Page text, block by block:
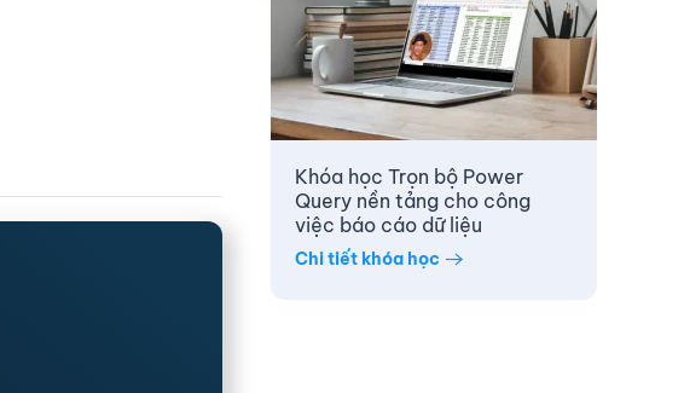
Khóa học Trọn bộ Power
Query nền tảng cho công
việc báo cáo dữ liệu
Chi tiết khóa học